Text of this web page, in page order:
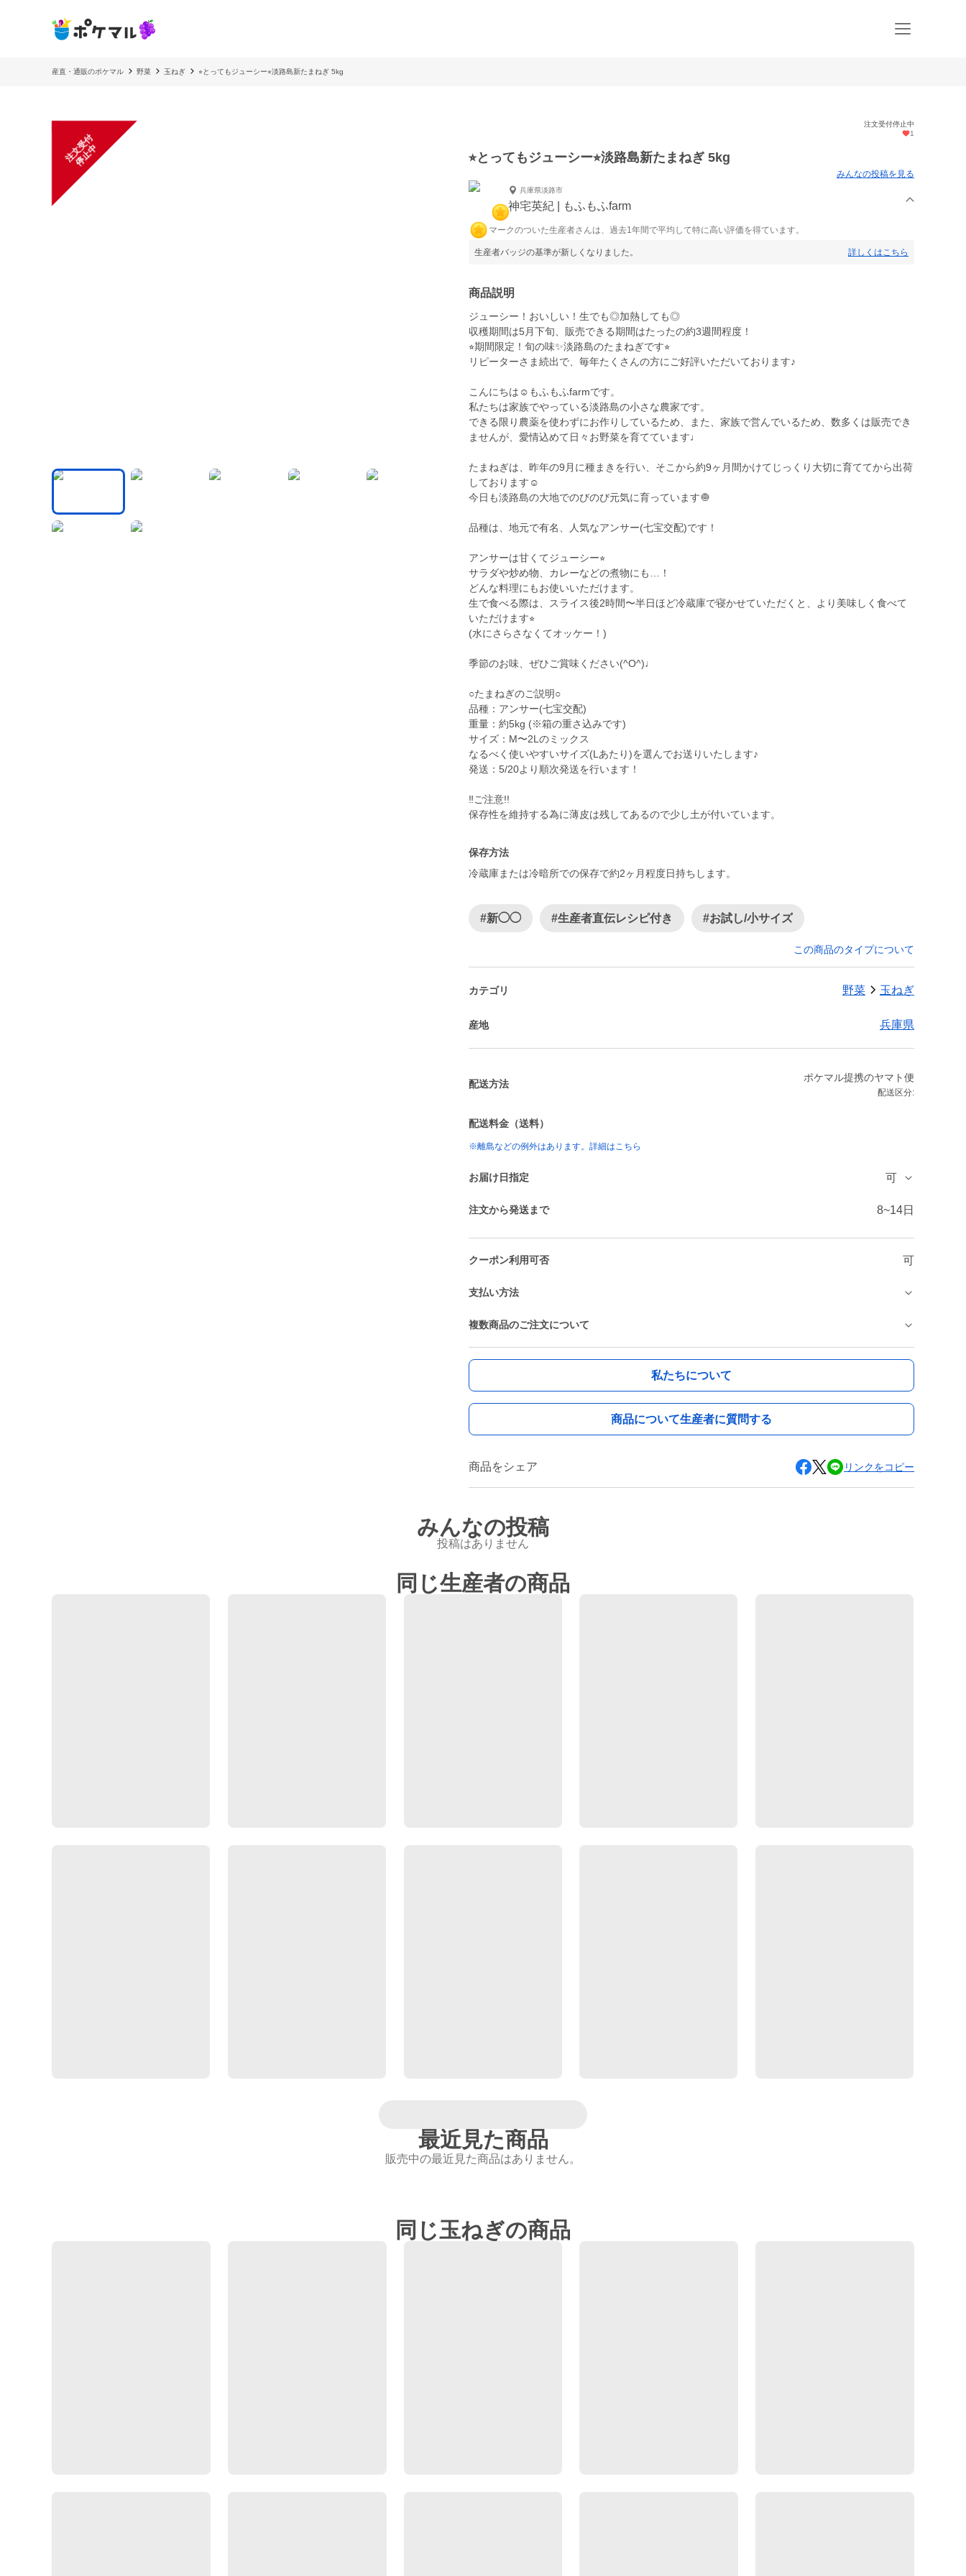
産直・通販のポケマル 野菜 玉ねぎ ⭐︎とってもジューシー⭐︎淡路島新たまねぎ 5kg
注
文
受
付
停
止
中
注文受付停止中
1
⭐︎とってもジューシー⭐︎淡路島新たまねぎ 5kg
みんなの投稿を見る
兵庫県淡路市
神宅英紀 | もふもふfarm
マークのついた生産者さんは、過去1年間で平均して特に高い評価を得ています。
生産者バッジの基準が新しくなりました。 詳しくはこちら
商品説明
ジューシー！おいしい！生でも◎加熱しても◎
収穫期間は5月下旬、販売できる期間はたったの約3週間程度！
⭐︎期間限定！旬の味✨淡路島のたまねぎです⭐︎
リピーターさま続出で、毎年たくさんの方にご好評いただいております♪
こんにちは☺︎もふもふfarmです。
私たちは家族でやっている淡路島の小さな農家です。
できる限り農薬を使わずにお作りしているため、また、家族で営んでいるため、数多くは販売でき
ませんが、愛情込めて日々お野菜を育てています♩
たまねぎは、昨年の9月に種まきを行い、そこから約9ヶ月間かけてじっくり大切に育ててから出荷
しております☺︎
今日も淡路島の大地でのびのび元気に育っています🧅
品種は、地元で有名、人気なアンサー(七宝交配)です！
アンサーは甘くてジューシー⭐︎
サラダや炒め物、カレーなどの煮物にも…！
どんな料理にもお使いいただけます。
生で食べる際は、スライス後2時間〜半日ほど冷蔵庫で寝かせていただくと、より美味しく食べて
いただけます⭐︎
(水にさらさなくてオッケー！)
季節のお味、ぜひご賞味ください(^O^)♩
○たまねぎのご説明○
品種：アンサー(七宝交配)
重量：約5kg (※箱の重さ込みです)
サイズ：M〜2Lのミックス
なるべく使いやすいサイズ(Lあたり)を選んでお送りいたします♪
発送：5/20より順次発送を行います！
‼︎ご注意!!
保存性を維持する為に薄皮は残してあるので少し土が付いています。
保存方法
冷蔵庫または冷暗所での保存で約2ヶ月程度日持ちします。
#新◯◯ #生産者直伝レシピ付き #お試し/小サイズ
この商品のタイプについて
カテゴリ 野菜 玉ねぎ
産地 兵庫県
配送方法
ポケマル提携のヤマト便
配送区分:
配送料金（送料）
※離島などの例外はあります。詳細はこちら
お届け日指定 可
注文から発送まで 8~14日
クーポン利用可否 可
支払い方法
複数商品のご注文について
私たちについて
商品について生産者に質問する
商品をシェア リンクをコピー
みんなの投稿
投稿はありません
同じ生産者の商品
最近見た商品
販売中の最近見た商品はありません。
同じ玉ねぎの商品